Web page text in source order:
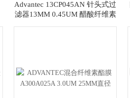
Advantec 13CP045AN 针头式过
滤器13MM 0.45UM 醋酸纤维素